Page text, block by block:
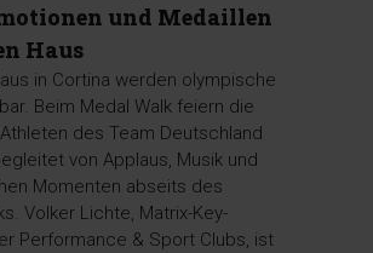
und Medaillen
Haus
in Cortina werden olympische
Beim Medal Walk feiern die
des Team Deutschland
von Applaus, Musik und
Momenten abseits des
Volker Lichte, Matrix-Key-
Performance & Sport Clubs, ist